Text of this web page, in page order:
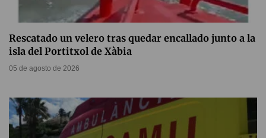
Rescatado un velero tras quedar encallado junto a la
isla del Portitxol de Xàbia
05 de agosto de 2026